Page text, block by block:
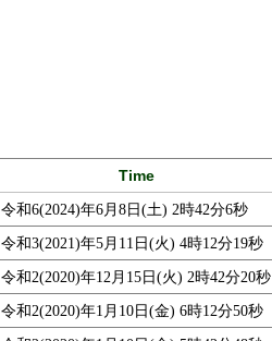
Time
令和6(2024)年6月8日(土) 2時42分6秒
令和3(2021)年5月11日(火) 4時12分19秒
令和2(2020)年12月15日(火) 2時42分20秒
令和2(2020)年1月10日(金) 6時12分50秒